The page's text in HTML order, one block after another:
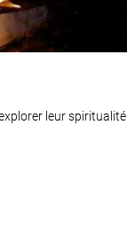
leur spiritualité.